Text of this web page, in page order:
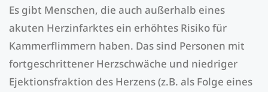
Es gibt Menschen, die auch außerhalb eines
akuten Herzinfarktes ein erhöhtes Risiko für
Kammerflimmern haben. Das sind Personen mit
fortgeschrittener Herzschwäche und niedriger
Ejektionsfraktion des Herzens (z.B. als Folge eines